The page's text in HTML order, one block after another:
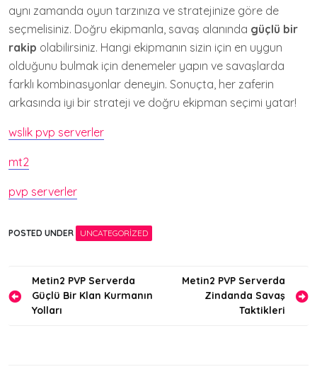
aynı zamanda oyun tarzınıza ve stratejinize göre de
seçmelisiniz. Doğru ekipmanla, savaş alanında güçlü bir
rakip olabilirsiniz. Hangi ekipmanın sizin için en uygun
olduğunu bulmak için denemeler yapın ve savaşlarda
farklı kombinasyonlar deneyin. Sonuçta, her zaferin
arkasında iyi bir strateji ve doğru ekipman seçimi yatar!
wslik pvp serverler
mt2
pvp serverler
POSTED UNDER UNCATEGORIZED
Yazı
gezinmesi
Metin2 PVP Serverda
Güçlü Bir Klan Kurmanın
Yolları
Metin2 PVP Serverda
Zindanda Savaş
Taktikleri